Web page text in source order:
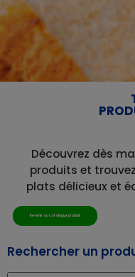
Découvrez dès
produits et
plats délicieux et
Revenir au catalogue produit
Rechercher un